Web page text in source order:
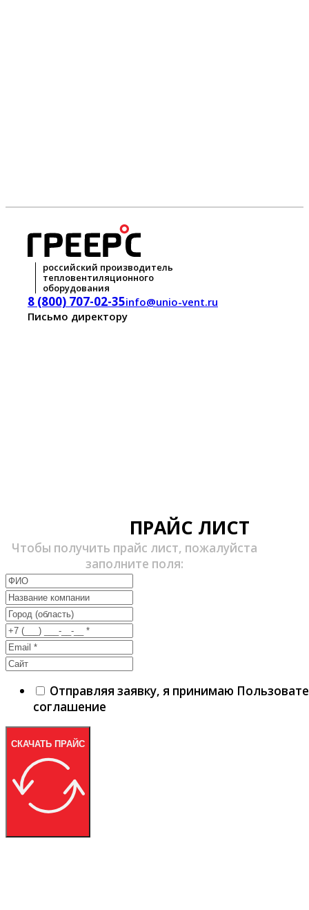
российский производитель
тепловентиляционного
оборудования
8 (800) 707-02-35info@unio-vent.ru
Письмо директору
ПРАЙС ЛИСТ
Чтобы получить прайс лист, пожалуйста
заполните поля:
Отправляя заявку, я принимаю
соглашение
СКАЧАТЬ ПРАЙС